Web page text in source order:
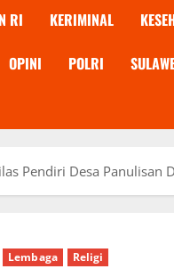
RI KERIMINAL
OPINI POLRI
Pendiri Desa Panulisan
Lembaga Religi